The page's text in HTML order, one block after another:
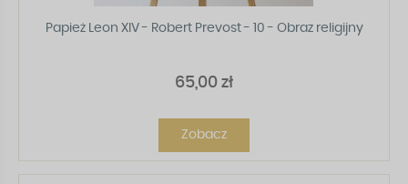
Papież Leon XIV - Robert Prevost - 10 - Obraz religijny
65,00 zł
Zobacz